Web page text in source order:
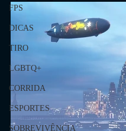
FPS
DICAS
TIRO
LGBTQ+
CORRIDA
ESPORTES
SOBREVIVÊNCIA